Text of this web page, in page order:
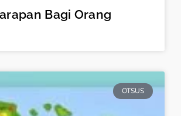
Bagi Orang
OTSUS